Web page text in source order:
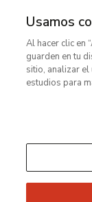
MENÚ
contenido
principal
Usamos
Al hacer clic en
guarden en tu
sitio, analizar
estudios para